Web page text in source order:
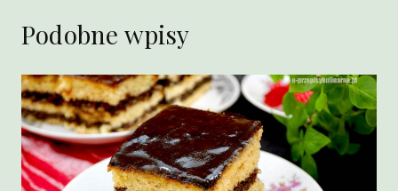
Podobne wpisy